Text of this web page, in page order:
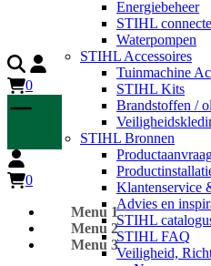
Energiebeheer
STIHL
Waterpompen
STIHL Accessoires
Tuinmachine
STIHL Kits
Brandstoffen /
STIHL Bronnen
Klantenservice
Advies en
STIHL
STIHL FAQ
Veiligheid,
0
0
Menu 1
Menu 2
Menu 3